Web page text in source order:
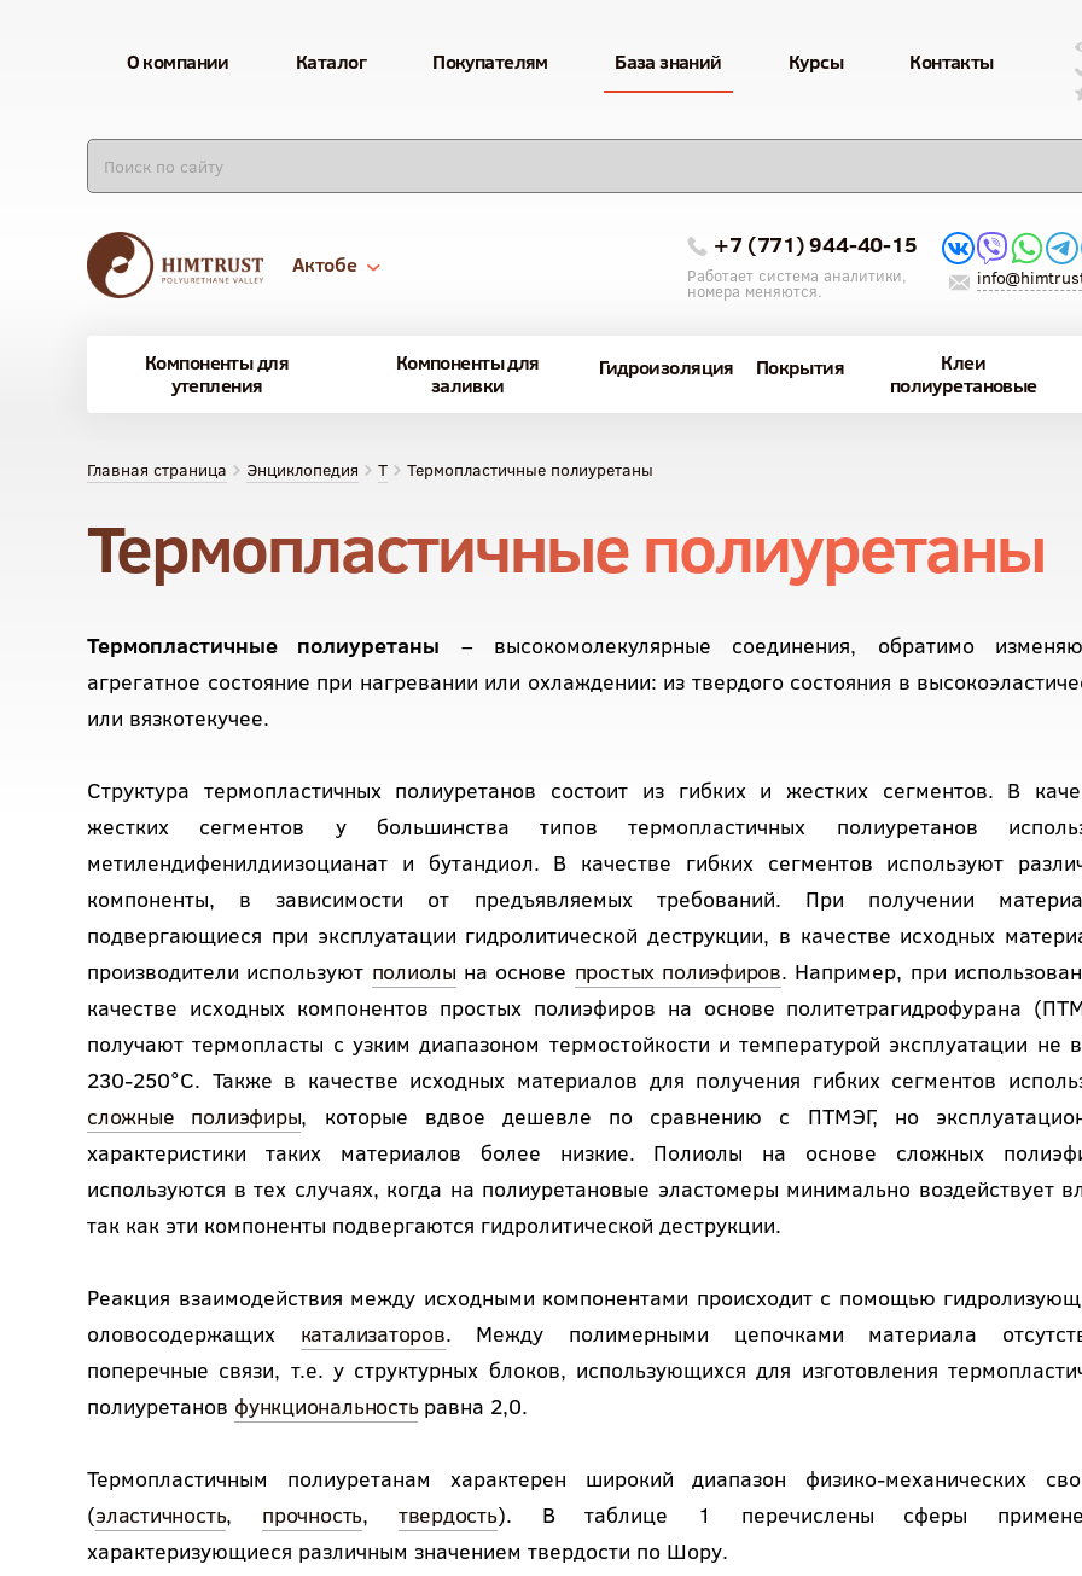
О компании Каталог Покупателям База знаний Курсы Контакты
Актобе
+7 (771) 944-40-15
Работает система аналитики,
номера меняются.
Компоненты для
утепления
Компоненты для
заливки
Гидроизоляция Покрытия
Клеи
полиуретановые
Главная страница Энциклопедия Т Термопластичные полиуретаны
Термопластичные полиуретаны
Термопластичные полиуретаны – высокомолекулярные соединения, обратимо
агрегатное состояние при нагревании или охлаждении: из твердого состояния в
или вязкотекучее.
Структура термопластичных полиуретанов состоит из гибких и жестких сегментов. В
жестких сегментов у большинства типов термопластичных полиуретанов
метилендифенилдиизоцианат и бутандиол. В качестве гибких сегментов используют
компоненты, в зависимости от предъявляемых требований. При получении
подвергающиеся при эксплуатации гидролитической деструкции, в качестве исходных
производители используют полиолы на основе простых полиэфиров. Например, при
качестве исходных компонентов простых полиэфиров на основе политетрагидрофурана
получают термопласты с узким диапазоном термостойкости и температурой эксплуатации не
230-250°С. Также в качестве исходных материалов для получения гибких сегментов
сложные полиэфиры, которые вдвое дешевле по сравнению с ПТМЭГ, но
характеристики таких материалов более низкие. Полиолы на основе сложных
используются в тех случаях, когда на полиуретановые эластомеры минимально воздействует
так как эти компоненты подвергаются гидролитической деструкции.
Реакция взаимодействия между исходными компонентами происходит с помощью
оловосодержащих катализаторов. Между полимерными цепочками материала
поперечные связи, т.е. у структурных блоков, использующихся для изготовления
полиуретанов функциональностьравна 2,0.
Термопластичным полиуретанам характерен широкий диапазон физико-механических
(эластичность, прочность, твердость). В таблице 1 перечислены сферы
характеризующиеся различным значением твердости по Шору.